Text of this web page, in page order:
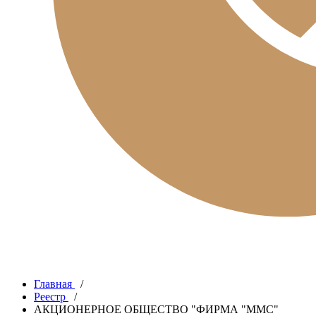
Главная
/
Реестр
/
АКЦИОНЕРНОЕ ОБЩЕСТВО "ФИРМА "ММС"